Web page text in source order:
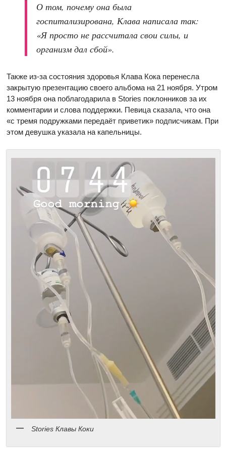
О том, почему она была
госпитализирована, Клава написала так:
«Я просто не рассчитала свои силы, и
организм дал сбой».
Также из-за состояния здоровья Клава Кока перенесла
закрытую презентацию своего альбома на 21 ноября. Утром
13 ноября она поблагодарила в Stories поклонников за их
комментарии и слова поддержки. Певица сказала, что она
«с тремя подружками передаёт приветик» подписчикам. При
этом девушка указала на капельницы.
Stories Клавы Коки